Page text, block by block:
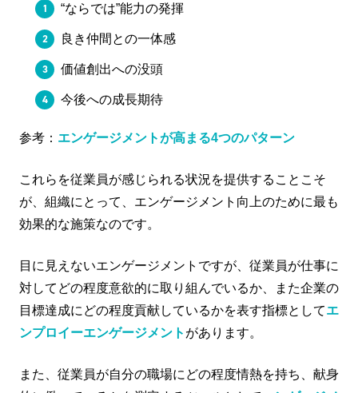
“ならでは”能力の発揮
良き仲間との一体感
価値創出への没頭
今後への成長期待
参考： エンゲージメントが高まる4つのパターン
これらを従業員が感じられる状況を提供することこそ
が、組織にとって、エンゲージメント向上のために最も
効果的な施策なのです。
目に見えないエンゲージメントですが、従業員が仕事に
対してどの程度意欲的に取り組んでいるか、また企業の
目標達成にどの程度貢献しているかを表す指標としてエ
ンプロイーエンゲージメント があります。
また、従業員が自分の職場にどの程度情熱を持ち、献身